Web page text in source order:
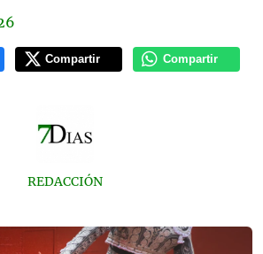
Compartir Compartir
REDACCIÓN